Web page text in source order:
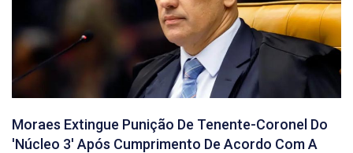
Moraes Extingue Punição De Tenente-Coronel Do
'núcleo 3' Após Cumprimento De Acordo Com A